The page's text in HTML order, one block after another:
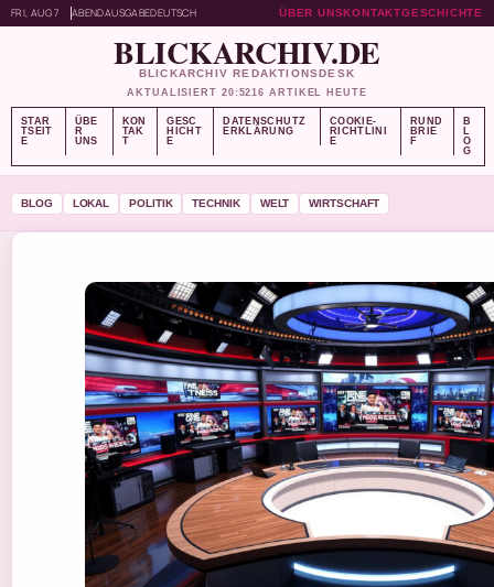
FRI, AUG 7 ABENDAUSGABEDEUTSCH ÜBER UNSKONTAKTGESCHICHTE
BLICKARCHIV.DE
BLICKARCHIV REDAKTIONSDESK
AKTUALISIERT 20:5216 ARTIKEL HEUTE
STAR
TSEIT
E
ÜBE
R
UNS
KON
TAK
T
GESC
HICHT
E
DATENSCHUTZ
ERKLÄRUNG
COOKIE-
RICHTLINI
E
RUND
BRIE
F
B
L
O
G
BLOG LOKAL POLITIK TECHNIK WELT WIRTSCHAFT